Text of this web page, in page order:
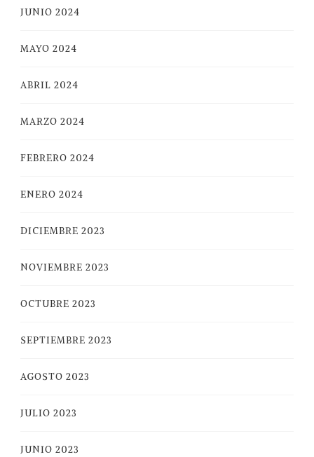
JUNIO 2024
MAYO 2024
ABRIL 2024
MARZO 2024
FEBRERO 2024
ENERO 2024
DICIEMBRE 2023
NOVIEMBRE 2023
OCTUBRE 2023
SEPTIEMBRE 2023
AGOSTO 2023
JULIO 2023
JUNIO 2023